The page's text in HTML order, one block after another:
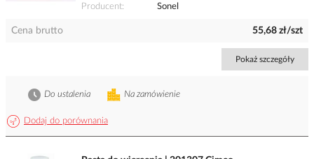
Producent
Sonel
Cena brutto 55,68 zł/szt
Pokaż szczegóły
Dodaj do porównania
Na zamówienie
Do ustalenia